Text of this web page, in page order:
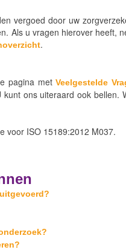
vergoed door uw
Als u vragen hierover heeft,
.
pagina metVeelgestelde
kunt ons uiteraard ook bellen.
voor ISO 15189:2012 M037.